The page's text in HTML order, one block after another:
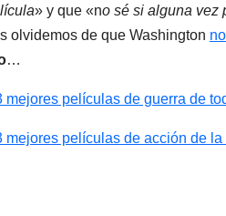
» y que «no sé si alguna vez
olvidemos de que Washington
…
mejores películas de guerra de
mejores películas de acción de la